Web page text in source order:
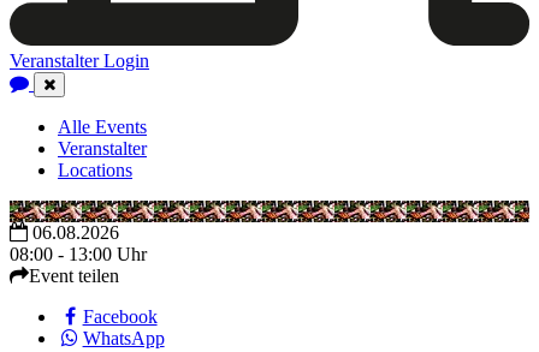
Veranstalter Login
Close
Navigation
Alle Events
Veranstalter
Locations
06.08.2026
08:00 - 13:00 Uhr
Event teilen
Facebook
WhatsApp